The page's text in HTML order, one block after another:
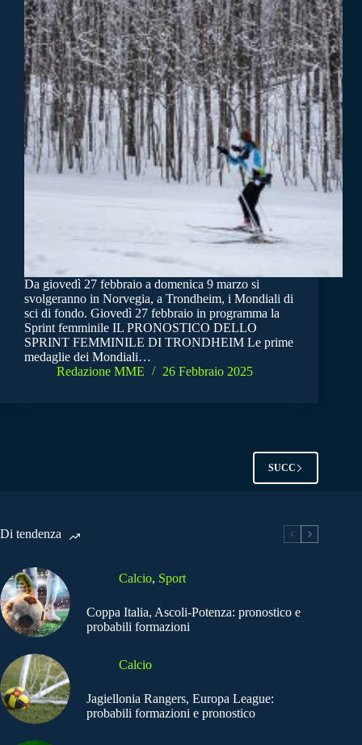
Da giovedì 27 febbraio a domenica 9 marzo si
svolgeranno in Norvegia, a Trondheim, i Mondiali di
sci di fondo. Giovedì 27 febbraio in programma la
Sprint femminile IL PRONOSTICO DELLO
SPRINT FEMMINILE DI TRONDHEIM Le prime
medaglie dei Mondiali…
Redazione MME
26 Febbraio 2025
SUCC
Di tendenza
Calcio, Sport
Coppa Italia, Ascoli-Potenza: pronostico e
probabili formazioni
Calcio
Jagiellonia Rangers, Europa League:
probabili formazioni e pronostico